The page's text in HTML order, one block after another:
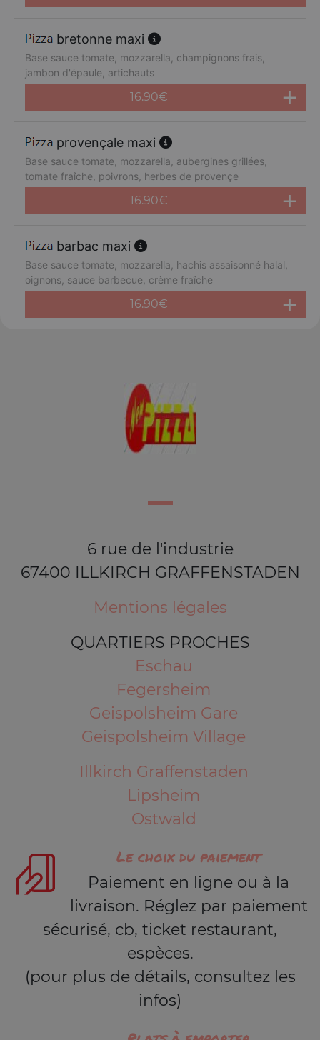
bretonne maxi
Base sauce tomate, mozzarella, champignons frais,
jambon d'épaule, artichauts
16.90€
provençale maxi
Base sauce tomate, mozzarella, aubergines grillées,
tomate fraîche, poivrons, herbes de provençe
16.90€
barbac maxi
Base sauce tomate, mozzarella, hachis assaisonné halal,
oignons, sauce barbecue, crème fraîche
16.90€
6 rue de l'industrie
67400 ILLKIRCH GRAFFENSTADEN
Mentions légales
QUARTIERS PROCHES
Eschau
Fegersheim
Geispolsheim Gare
Geispolsheim Village
Illkirch Graffenstaden
Lipsheim
Ostwald
Le choix du paiement
Paiement en ligne ou à la
livraison. Réglez par paiement
sécurisé, cb, ticket restaurant,
espèces.
(pour plus de détails, consultez les
infos)